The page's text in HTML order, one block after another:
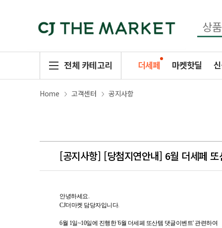
전체 카테고리 더세페 마켓핫딜
Home 고객센터 공지사항
[공지사항] [당첨지연안내] 6월 더세페
안녕하세요.
CJ더마켓 담당자입니다.
6월 1일~10일에 진행한 '6월 더세페 또산템 댓글이벤트' 관련하여